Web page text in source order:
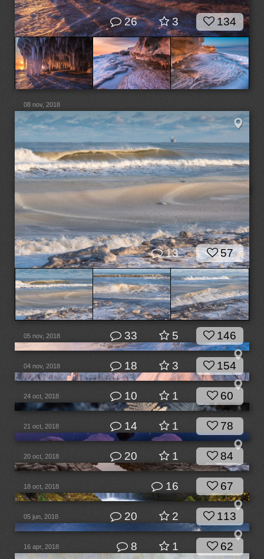
26 3 134
08 nov, 2018
13 57
05 nov, 2018 33 5 146
04 nov, 2018 18 3 154
24 oct, 2018 10 1 60
21 oct, 2018 14 1 78
20 oct, 2018 20 1 84
18 oct, 2018 16 67
05 jun, 2018 20 2 113
16 apr, 2018 8 1 62